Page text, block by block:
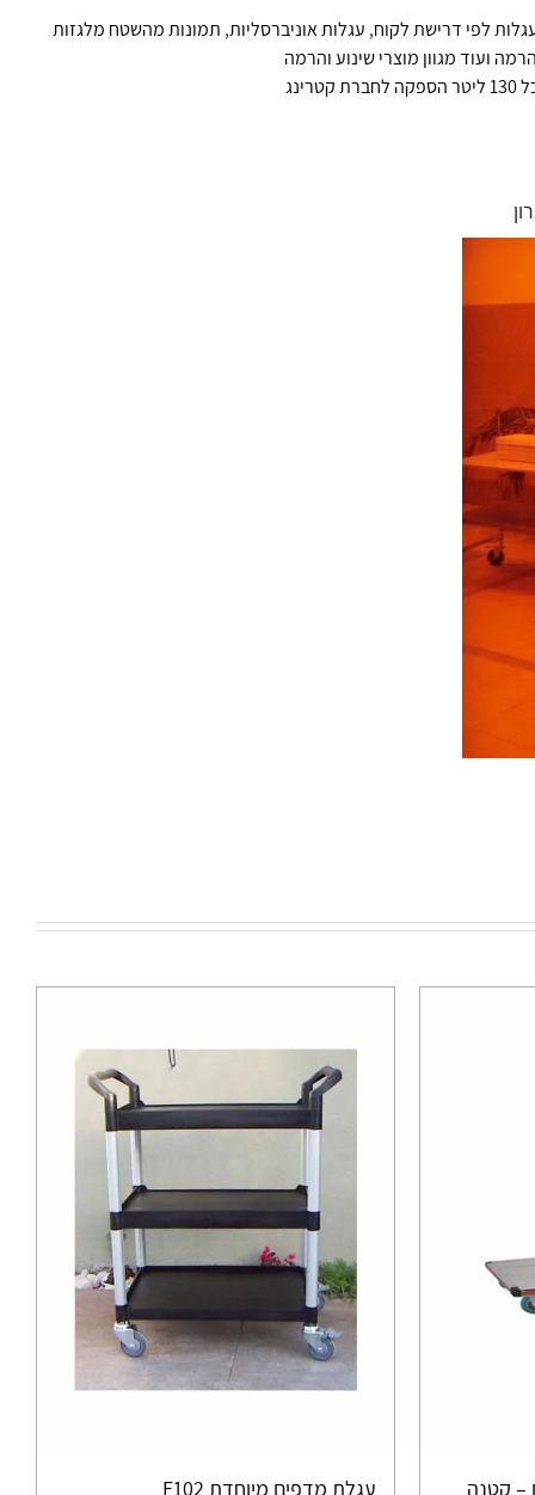
עגלות לפי דרישת לקוח, עגלות אוניברסליות, תמונות מהשטח מלגזות
ועוד מגוון מוצרי שינוע והרמה
– קטנה
עגלת מדפים מיוחדת F102